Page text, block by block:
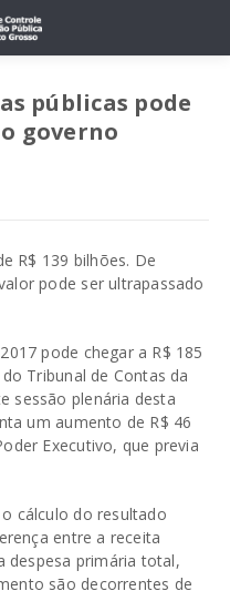
públicas pode
governo
R$ 139 bilhões. De
pode ser ultrapassado
pode chegar a R$ 185
Tribunal de Contas da
sessão plenária desta
um aumento de R$ 46
Executivo, que previa
cálculo do resultado
entre a receita
despesa primária total,
são decorrentes de